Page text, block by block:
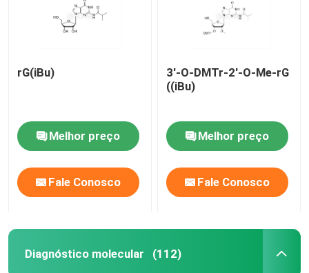
rG(iBu)
Melhor preço
Fale Conosco
3'-O-DMTr-2'-O-Me-rG
((iBu)
Melhor preço
Fale Conosco
Diagnóstico molecular (112)